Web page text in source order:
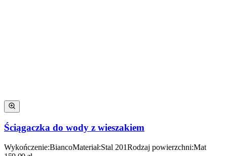
Ściągaczka do wody z wieszakiem
Wykończenie:BiancoMateriał:Stal 201Rodzaj powierzchni:Mat